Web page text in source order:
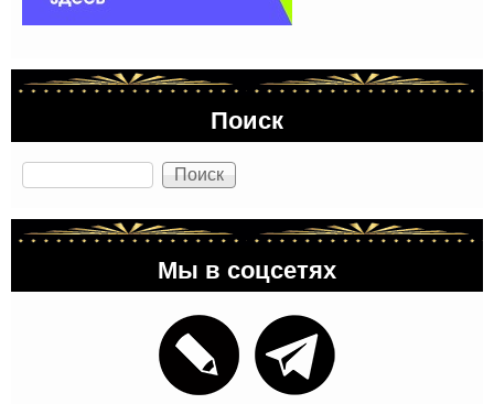
Поиск
Поиск
Мы в соцсетях